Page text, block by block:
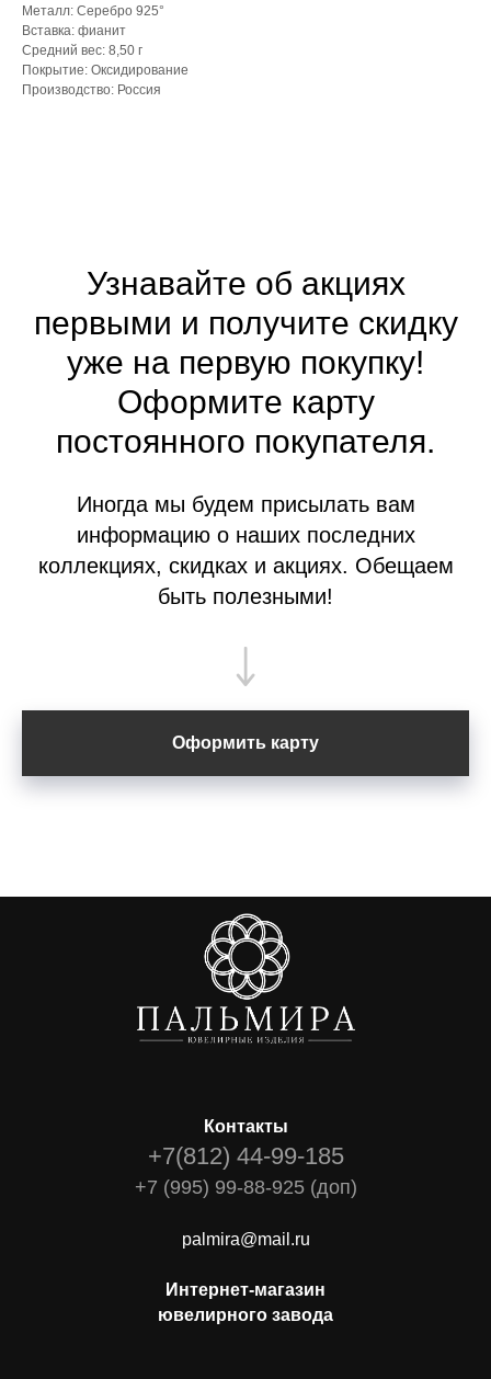
Металл: Серебро 925°
Вставка: фианит
Средний вес: 8,50 г
Покрытие: Оксидирование
Производство: Россия
Узнавайте об акциях
первыми и получите скидку
уже на первую покупку!
Оформите карту
постоянного покупателя.
Иногда мы будем присылать вам
информацию о наших последних
коллекциях, скидках и акциях. Обещаем
быть полезными!
Оформить карту
Контакты
+7(812) 44-99-185
+7 (995) 99-88-925 (доп)
palmira@mail.ru
Интернет-магазин
ювелирного завода